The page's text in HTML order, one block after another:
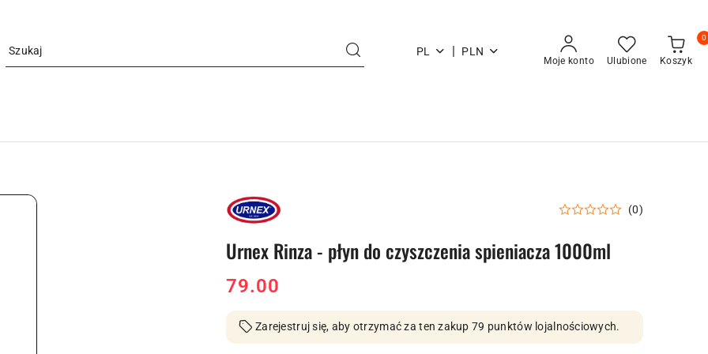
PL | PLN
Moje konto Ulubione Koszyk
0
NAZWA
PRODUCENTA:
URNEX
(0)
Urnex Rinza - płyn do czyszczenia spieniacza 1000ml
cena:
79.00
Zarejestruj się, aby otrzymać za ten zakup 79 punktów lojalnościowych.